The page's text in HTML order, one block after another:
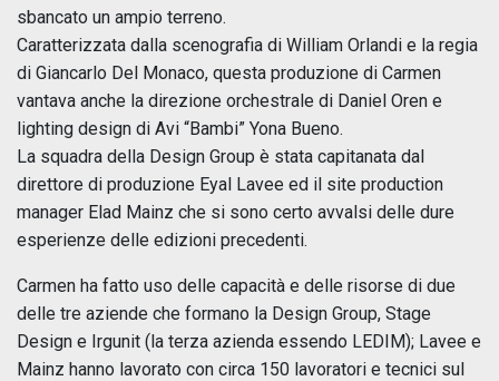
sbancato un ampio terreno.
Caratterizzata dalla scenografia di William Orlandi e la regia
di Giancarlo Del Monaco, questa produzione di Carmen
vantava anche la direzione orchestrale di Daniel Oren e
lighting design di Avi “Bambi” Yona Bueno.
La squadra della Design Group è stata capitanata dal
direttore di produzione Eyal Lavee ed il site production
manager Elad Mainz che si sono certo avvalsi delle dure
esperienze delle edizioni precedenti.
Carmen ha fatto uso delle capacità e delle risorse di due
delle tre aziende che formano la Design Group, Stage
Design e Irgunit (la terza azienda essendo LEDIM); Lavee e
Mainz hanno lavorato con circa 150 lavoratori e tecnici sul